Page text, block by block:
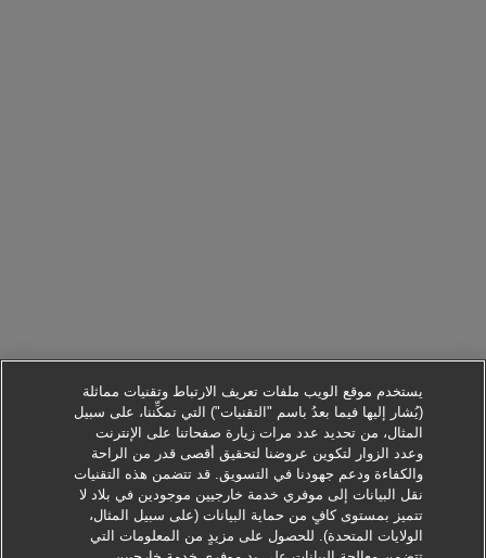
يستخدم موقع الويب ملفات تعريف الارتباط وتقنيات مماثلة
(يُشار إليها فيما بعدُ باسم "التقنيات") التي تمكِّننا، على سبيل
المثال، من تحديد عدد مرات زيارة صفحاتنا على الإنترنت
وعدد الزوار لتكوين عروضنا لتحقيق أقصى قدر من الراحة
والكفاءة ودعم جهودنا في التسويق. قد تتضمن هذه التقنيات
نقل البيانات إلى موفري خدمة خارجيين موجودين في بلاد لا
تتميز بمستوى كافٍ من حماية البيانات (على سبيل المثال،
الولايات المتحدة). للحصول على مزيدٍ من المعلومات التي